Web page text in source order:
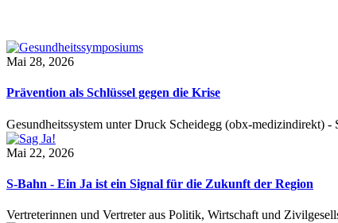
Mai 28, 2026
Prävention als Schlüssel gegen die Krise
Gesundheitssystem unter Druck Scheidegg (obx-medizindirekt)
Mai 22, 2026
S-Bahn - Ein Ja ist ein Signal für die Zukunft der Region
Vertreterinnen und Vertreter aus Politik, Wirtschaft und